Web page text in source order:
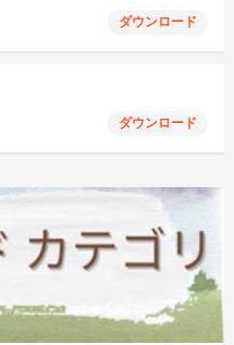
ダウンロード
ダウンロード